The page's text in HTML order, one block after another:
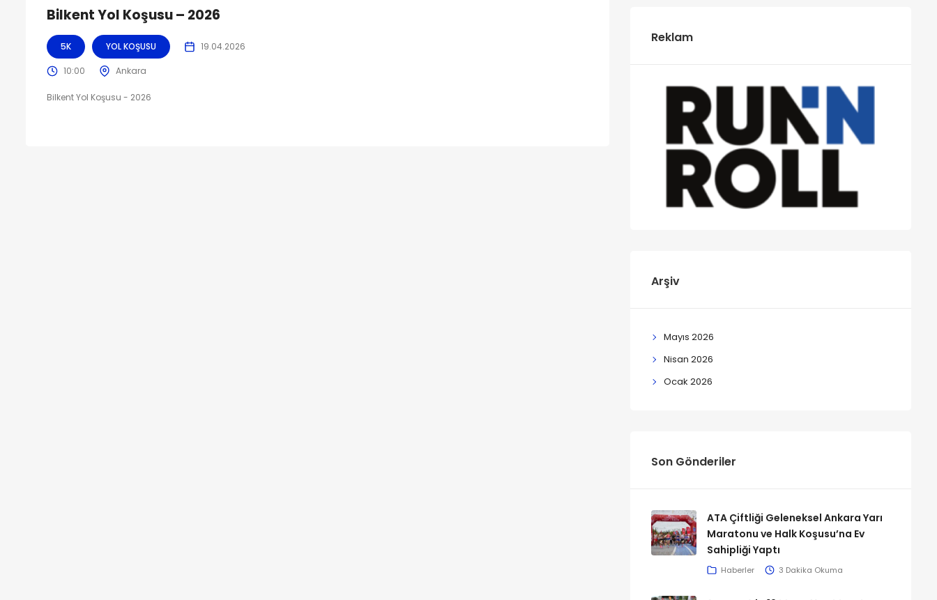
Bilkent Yol Koşusu – 2026
5K YOL KOŞUSU 19.04.2026
10:00 Ankara
Bilkent Yol Koşusu - 2026
Reklam
Arşiv
Mayıs 2026
Nisan 2026
Ocak 2026
Son Gönderiler
ATA Çiftliği Geleneksel Ankara Yarı
Maratonu ve Halk Koşusu’na Ev
Sahipliği Yaptı
Haberler 3 Dakika Okuma